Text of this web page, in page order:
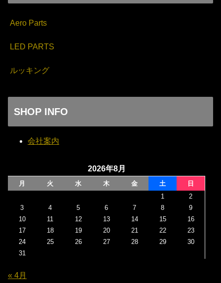
Aero Parts
LED PARTS
ルッキング
SHOP INFO
会社案内
2026年8月
月 火 水 木 金 土
日
1
2
3
4 5 6 7 8
9
10
11 12 13 14 15
16
17
18 19 20 21 22
23
24
25 26 27 28 29
30
31
« 4月